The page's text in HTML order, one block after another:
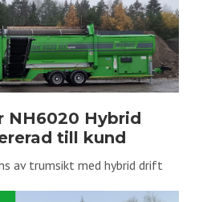
NH6020 Hybrid
till kund
av trumsikt med hybrid drift